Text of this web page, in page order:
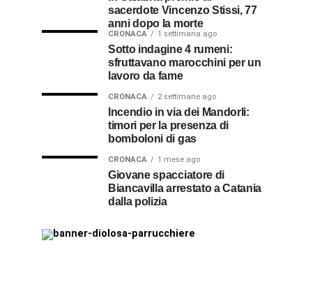
sacerdote Vincenzo Stissi, 77
anni dopo la morte
CRONACA 1 settimana ago
Sotto indagine 4 rumeni:
sfruttavano marocchini per un
lavoro da fame
CRONACA 2 settimane ago
Incendio in via dei Mandorli:
timori per la presenza di
bomboloni di gas
CRONACA 1 mese ago
Giovane spacciatore di
Biancavilla arrestato a Catania
dalla polizia